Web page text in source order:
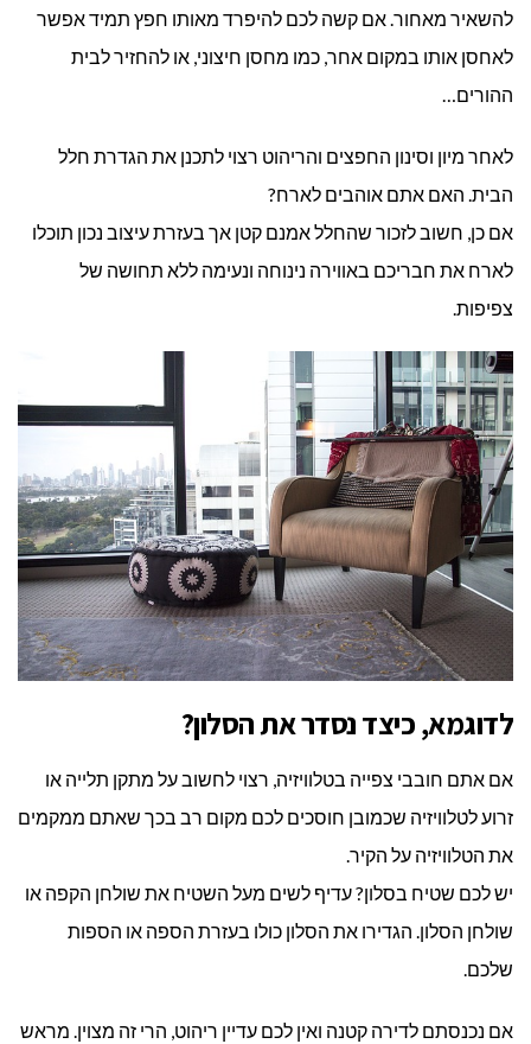
להשאיר מאחור. אם קשה לכם להיפרד מאותו חפץ תמיד אפשר
לאחסן אותו במקום אחר, כמו מחסן חיצוני, או להחזיר לבית
ההורים…
לאחר מיון וסינון החפצים והריהוט רצוי לתכנן את הגדרת חלל
הבית. האם אתם אוהבים לארח?
אם כן, חשוב לזכור שהחלל אמנם קטן אך בעזרת עיצוב נכון תוכלו
לארח את חבריכם באווירה נינוחה ונעימה ללא תחושה של
צפיפות.
לדוגמא, כיצד נסדר את הסלון?
אם אתם חובבי צפייה בטלוויזיה, רצוי לחשוב על מתקן תלייה או
זרוע לטלוויזיה שכמובן חוסכים לכם מקום רב בכך שאתם ממקמים
את הטלוויזיה על הקיר.
יש לכם שטיח בסלון? עדיף לשים מעל השטיח את שולחן הקפה או
שולחן הסלון. הגדירו את הסלון כולו בעזרת הספה או הספות
שלכם.
אם נכנסתם לדירה קטנה ואין לכם עדיין ריהוט, הרי זה מצוין. מראש